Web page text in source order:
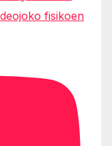
fisikoen